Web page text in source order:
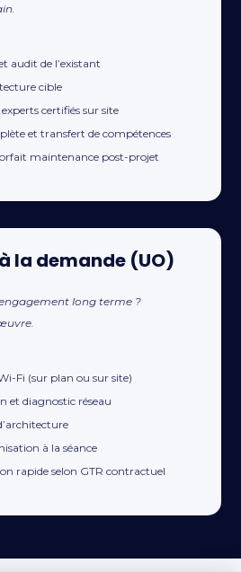
audit de l’existant
cible
certifiés sur site
et transfert de compétences
maintenance post-projet
la demande (UO)
long terme ?
Fi (sur plan ou sur site)
et diagnostic réseau
à la séance
rapide selon GTR contractuel